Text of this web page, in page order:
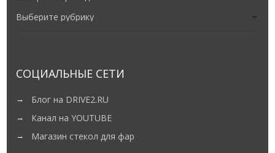
СОЦИАЛЬНЫЕ СЕТИ
Блог на DRIVE2.RU
Канал на YOUTUBE
Магазин стекол для фар